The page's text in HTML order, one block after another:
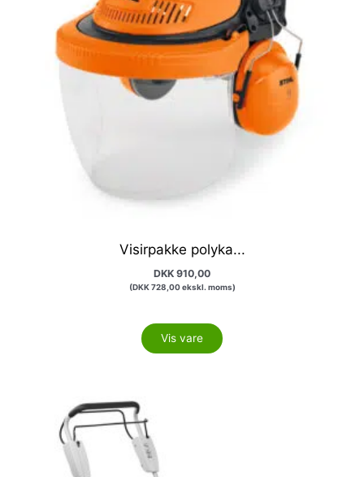
Visirpakke polyka...
DKK 910,00
(DKK728,00ekskl. moms)
Vis vare